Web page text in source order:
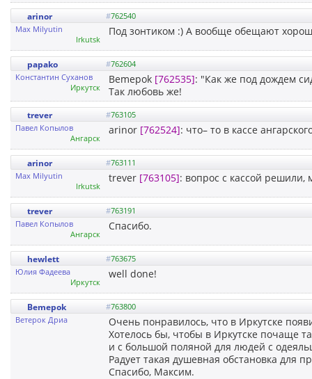
arinor #762540
Max Milyutin
Irkutsk
Под зонтиком :) А вообще обещают
papako #762604
Константин Суханов
Иркутск
Bemepok [762535]: "Как же под дождем
Так любовь же!
trever #763105
Павел Копылов
Ангарск
arinor [762524]: что– то в кассе
arinor #763111
Max Milyutin
Irkutsk
trever [763105]: вопрос с кассой
trever #763191
Павел Копылов
Ангарск
Спасибо.
hewlett #763675
Юлия Фадеева
Иркутск
well done!
Bemepok #763800
Ветерок Дриа
Очень понравилось, что в Иркутске
Хотелось бы, чтобы в Иркутске почаще
и с большой поляной для людей с
Радует такая душевная обстановка для
Спасибо, Максим.